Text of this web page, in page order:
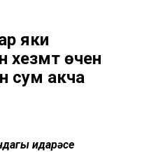
яки
хезмәт өчен
сум акча
идарәсе